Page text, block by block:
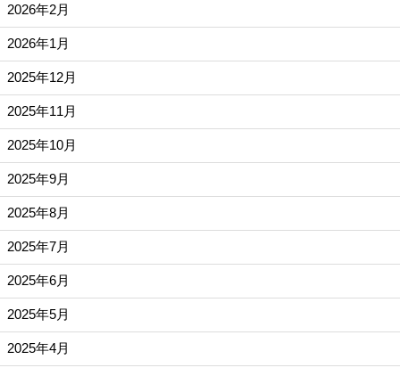
2026年2月
2026年1月
2025年12月
2025年11月
2025年10月
2025年9月
2025年8月
2025年7月
2025年6月
2025年5月
2025年4月